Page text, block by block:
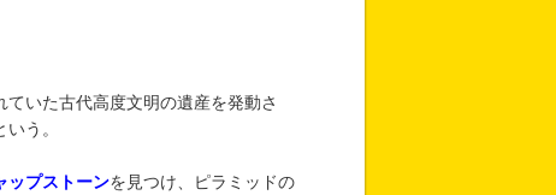
いた古代高度文明の遺産を発動さ
う。
ップストーンを見つけ、ピラミッドの